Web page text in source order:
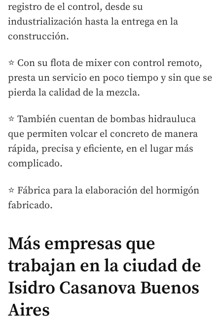
registro de el control, desde su
industrialización hasta la entrega en la
construcción.
⭐ Con su flota de mixer con control remoto,
presta un servicio en poco tiempo y sin que se
pierda la calidad de la mezcla.
⭐ También cuentan de bombas hidrauluca
que permiten volcar el concreto de manera
rápida, precisa y eficiente, en el lugar más
complicado.
⭐ Fábrica para la elaboración del hormigón
fabricado.
Más empresas que
trabajan en la ciudad de
Isidro Casanova Buenos
Aires